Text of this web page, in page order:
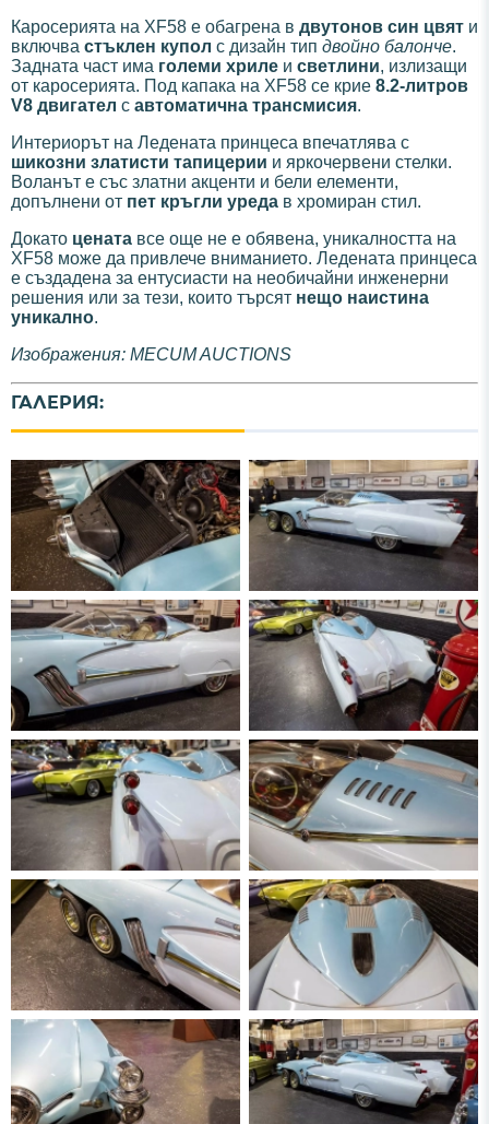
Каросерията на XF58 е обагрена в двутонов син цвят и
включва стъклен купол с дизайн тип двойно балонче.
Задната част има големи хриле и светлини, излизащи
от каросерията. Под капака на XF58 се крие 8.2-литров
V8 двигател с автоматична трансмисия.
Интериорът на Ледената принцеса впечатлява с
шикозни златисти тапицерии и яркочервени стелки.
Воланът е със златни акценти и бели елементи,
допълнени от пет кръгли уреда в хромиран стил.
Докато цената все още не е обявена, уникалността на
XF58 може да привлече вниманието. Ледената принцеса
е създадена за ентусиасти на необичайни инженерни
решения или за тези, които търсят нещо наистина
уникално.
Изображения: MECUM AUCTIONS
ГАЛЕРИЯ: